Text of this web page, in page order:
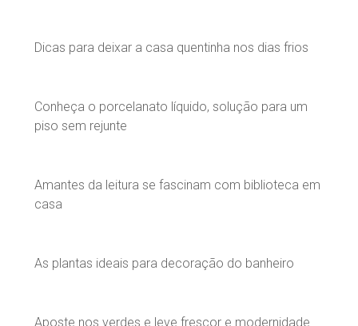
Dicas para deixar a casa quentinha nos dias frios
Conheça o porcelanato líquido, solução para um
piso sem rejunte
Amantes da leitura se fascinam com biblioteca em
casa
As plantas ideais para decoração do banheiro
Aposte nos verdes e leve frescor e modernidade